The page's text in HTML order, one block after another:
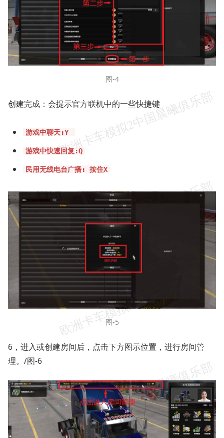
图-4
创建完成：会提示官方联机中的一些快捷键
游戏中聊天:Y
游戏中快速回复:Q
民用无线电台广播: 按住X
图-5
6，进入或创建房间后，点击下方图示位置，进行房间管
理。/图-6